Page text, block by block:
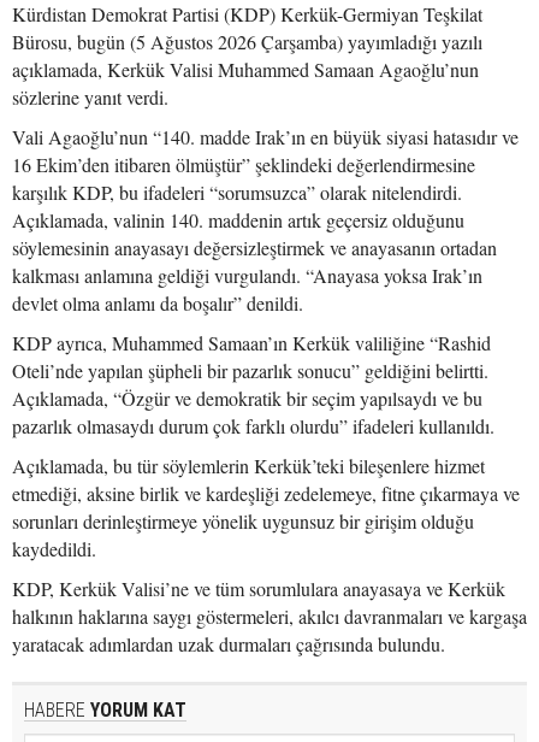
Kürdistan Demokrat Partisi (KDP) Kerkük-Germiyan Teşkilat
Bürosu, bugün (5 Ağustos 2026 Çarşamba) yayımladığı yazılı
açıklamada, Kerkük Valisi Muhammed Samaan Agaoğlu’nun
sözlerine yanıt verdi.
Vali Agaoğlu’nun “140. madde Irak’ın en büyük siyasi hatasıdır ve
16 Ekim’den itibaren ölmüştür” şeklindeki değerlendirmesine
karşılık KDP, bu ifadeleri “sorumsuzca” olarak nitelendirdi.
Açıklamada, valinin 140. maddenin artık geçersiz olduğunu
söylemesinin anayasayı değersizleştirmek ve anayasanın ortadan
kalkması anlamına geldiği vurgulandı. “Anayasa yoksa Irak’ın
devlet olma anlamı da boşalır” denildi.
KDP ayrıca, Muhammed Samaan’ın Kerkük valiliğine “Rashid
Oteli’nde yapılan şüpheli bir pazarlık sonucu” geldiğini belirtti.
Açıklamada, “Özgür ve demokratik bir seçim yapılsaydı ve bu
pazarlık olmasaydı durum çok farklı olurdu” ifadeleri kullanıldı.
Açıklamada, bu tür söylemlerin Kerkük’teki bileşenlere hizmet
etmediği, aksine birlik ve kardeşliği zedelemeye, fitne çıkarmaya ve
sorunları derinleştirmeye yönelik uygunsuz bir girişim olduğu
kaydedildi.
KDP, Kerkük Valisi’ne ve tüm sorumlulara anayasaya ve Kerkük
halkının haklarına saygı göstermeleri, akılcı davranmaları ve kargaşa
yaratacak adımlardan uzak durmaları çağrısında bulundu.
HABERE YORUM KAT